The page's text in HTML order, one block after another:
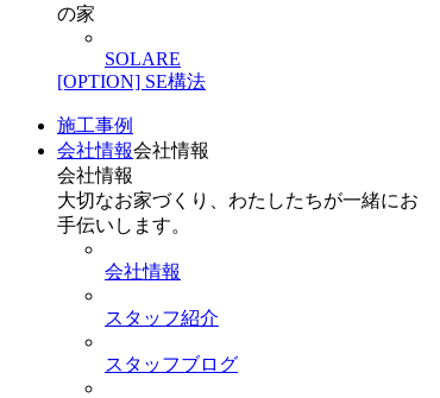
の家
SOLARE
[OPTION] SE構法
施工事例
会社情報会社情報
会社情報
大切なお家づくり、わたしたちが一緒にお
手伝いします。
会社情報
スタッフ紹介
スタッフブログ